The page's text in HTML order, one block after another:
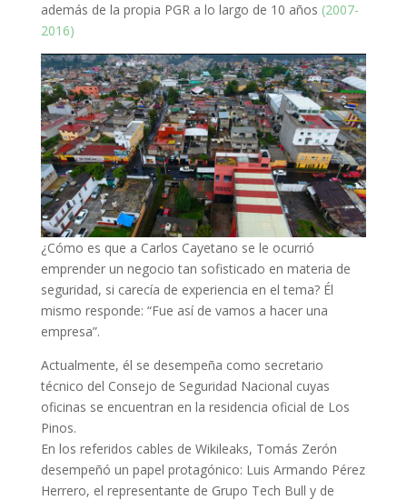
además de la propia PGR a lo largo de 10 años (2007-
2016)
¿Cómo es que a Carlos Cayetano se le ocurrió
emprender un negocio tan sofisticado en materia de
seguridad, si carecía de experiencia en el tema? Él
mismo responde: “Fue así de vamos a hacer una
empresa”.
Actualmente, él se desempeña como secretario
técnico del Consejo de Seguridad Nacional cuyas
oficinas se encuentran en la residencia oficial de Los
Pinos.
En los referidos cables de Wikileaks, Tomás Zerón
desempeñó un papel protagónico: Luis Armando Pérez
Herrero, el representante de Grupo Tech Bull y de